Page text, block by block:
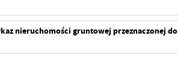
nieruchomości gruntowej przeznaczonej do